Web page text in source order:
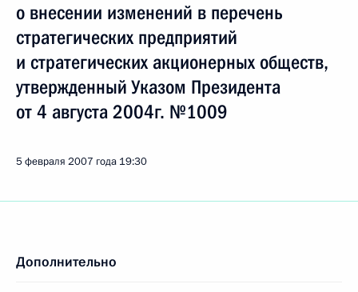
о внесении изменений в перечень
стратегических предприятий
и стратегических акционерных обществ,
утвержденный Указом Президента
от 4 августа 2004г. №1009
5 февраля 2007 года 19:30
Дополнительно